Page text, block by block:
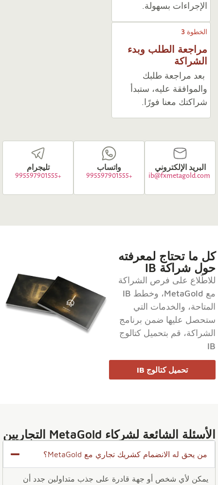
الإجراءات بسهولة.
الخطوة 3
مراجعة الطلب وبدء
الشراكة
بعد مراجعة طلبك
والموافقة عليه، ستبدأ
شراكتك معنا فورًا.
البريد الإلكتروني
ib@fxmetagold.com
واتساب
+
995597901555
تليجرام
+
995597901555
كل ما تحتاج لمعرفته
حول شراكة IB
للاطّلاع على فرص الشراكة
مع MetaGold، وخطط IB
المتاحة، والخدمات التي
ستحصل عليها ضمن برنامج
الشراكة، قم بتحميل كتالوج
IB
تحميل كتالوج IB
الأسئلة الشائعة لشركاء MetaGold التجاريين
من يحق له الانضمام كشريك تجاري مع MetaGold؟
يمكن لأي شخص أو جهة قادرة على جذب متداولين جدد أن